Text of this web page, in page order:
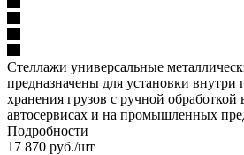
Стеллажи универсальные
предназначены для установки внутри
хранения грузов с ручной обработкой
автосервисах и на промышленных
Подробности
17 870 руб./шт